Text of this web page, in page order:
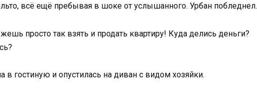
всё ещё пребывая в шоке от услышанного. Урбан побледнел.
просто так взять и продать квартиру! Куда делись деньги?
в гостиную и опустилась на диван с видом хозяйки.